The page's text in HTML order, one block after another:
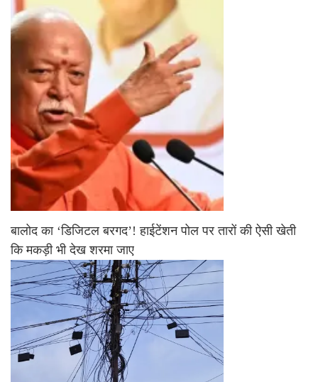
बालोद का ‘डिजिटल बरगद’! हाईटेंशन पोल पर तारों की ऐसी खेती
कि मकड़ी भी देख शरमा जाए